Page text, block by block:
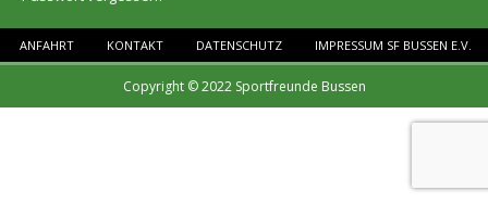
ANFAHRT KONTAKT DATENSCHUTZ IMPRESSUM SF BUSSEN E.V.
Copyright © 2022 Sportfreunde Bussen